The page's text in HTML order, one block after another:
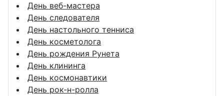
День веб-мастера
День следователя
День настольного тенниса
День косметолога
День рождения Рунета
День клининга
День космонавтики
День рок-н-ролла